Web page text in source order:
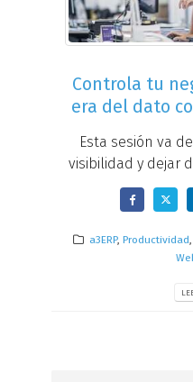
Controla tu
era del dato
Esta sesión va
visibilidad y dejar
a
a3ERP, Productividad,